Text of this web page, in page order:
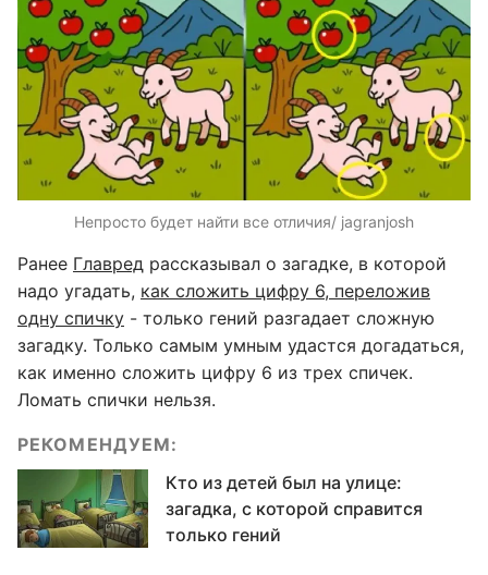
Непросто будет найти все отличия/ jagranjosh
Ранее Главред рассказывал о загадке, в которой
надо угадать, как сложить цифру 6, переложив
одну спичку - только гений разгадает сложную
загадку. Только самым умным удастся догадаться,
как именно сложить цифру 6 из трех спичек.
Ломать спички нельзя.
РЕКОМЕНДУЕМ:
Кто из детей был на улице:
загадка, с которой справится
только гений